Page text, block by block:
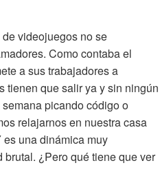
videojuegos no se
Como contaba el
a sus trabajadores a
tienen que salir ya y sin ningún
picando código o
relajarnos en nuestra casa
es una dinámica muy
¿Pero qué tiene que ver